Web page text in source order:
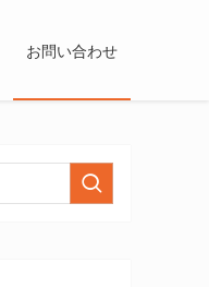
お問い合わせ